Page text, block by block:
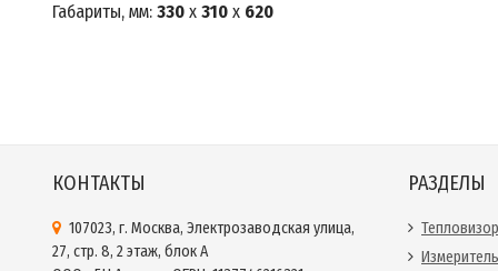
Габариты, мм: 330 x 310 x 620
КОНТАКТЫ
107023, г. Москва, Электрозаводская улица,
27, стр. 8, 2 этаж, блок А
РАЗДЕЛЫ